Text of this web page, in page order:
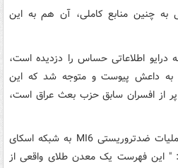
به چنین منابع کاملی، آن هم به این
درایو اطلاعاتی حساس را دزدیده است،
به داعش پیوست و متوجه شد که این
از افسران سابق حزب بعث عراق است،
«ریچارد بَرت»، مسوول سابق عملیات ضدتروریستی MI6 به شبکه اسکای
" این فهرست یک معدن طلای واقعی از